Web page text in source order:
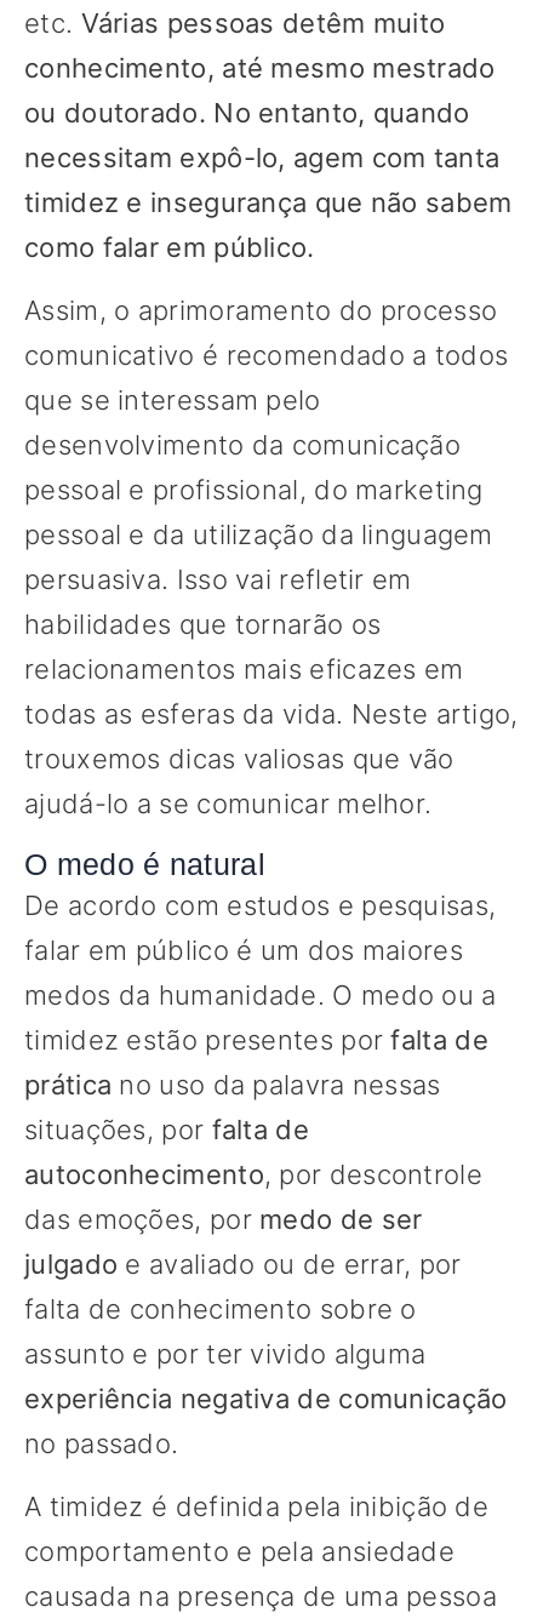
etc. Várias pessoas detêm muito
conhecimento, até mesmo mestrado
ou doutorado. No entanto, quando
necessitam expô-lo, agem com tanta
timidez e insegurança que não sabem
como falar em público.
Assim, o aprimoramento do processo
comunicativo é recomendado a todos
que se interessam pelo
desenvolvimento da comunicação
pessoal e profissional, do marketing
pessoal e da utilização da linguagem
persuasiva. Isso vai refletir em
habilidades que tornarão os
relacionamentos mais eficazes em
todas as esferas da vida. Neste artigo,
trouxemos dicas valiosas que vão
ajudá-lo a se comunicar melhor.
O medo é natural
De acordo com estudos e pesquisas,
falar em público é um dos maiores
medos da humanidade. O medo ou a
timidez estão presentes porfalta de
prática no uso da palavra nessas
situações, por falta de
autoconhecimento, por descontrole
das emoções, por medo de ser
julgado e avaliado ou de errar, por
falta de conhecimento sobre o
assunto e por ter vivido alguma
experiência negativa de comunicação
no passado.
A timidez é definida pela inibição de
comportamento e pela ansiedade
causada na presença de uma pessoa